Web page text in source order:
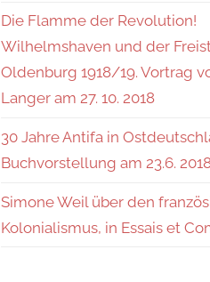
Die Flamme der Revolution!
Wilhelmshaven und der
Oldenburg 1918/19. Vortrag
Langer am 27. 10. 2018
30 Jahre Antifa in
Buchvorstellung am 23.6.
Simone Weil über den
Kolonialismus, in Essais et